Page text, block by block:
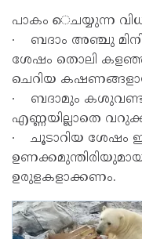
പാകം െചയ്യുന്ന
∙ ബദാം അഞ്ചു
ശേഷം തൊലി
ചെറിയ
∙ ബദാമും
എണ്ണയില്ലാതെ
∙ ചൂടാറിയ ശേഷം
ഉരുളകളാക്കണം.